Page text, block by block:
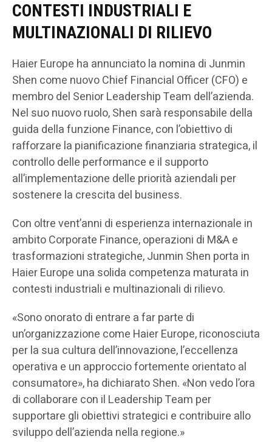
CONTESTI INDUSTRIALI E
MULTINAZIONALI DI RILIEVO
Haier Europe ha annunciato la nomina di Junmin
Shen come nuovo Chief Financial Officer (CFO) e
membro del Senior Leadership Team dell’azienda.
Nel suo nuovo ruolo, Shen sarà responsabile della
guida della funzione Finance, con l’obiettivo di
rafforzare la pianificazione finanziaria strategica, il
controllo delle performance e il supporto
all’implementazione delle priorità aziendali per
sostenere la crescita del business.
Con oltre vent’anni di esperienza internazionale in
ambito Corporate Finance, operazioni di M&A e
trasformazioni strategiche, Junmin Shen porta in
Haier Europe una solida competenza maturata in
contesti industriali e multinazionali di rilievo.
«Sono onorato di entrare a far parte di
un’organizzazione come Haier Europe, riconosciuta
per la sua cultura dell’innovazione, l’eccellenza
operativa e un approccio fortemente orientato al
consumatore», ha dichiarato Shen. «Non vedo l’ora
di collaborare con il Leadership Team per
supportare gli obiettivi strategici e contribuire allo
sviluppo dell’azienda nella regione.»